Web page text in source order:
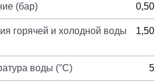
(бар) 0,50
горячей и холодной воды
1,50
воды (°C) 5